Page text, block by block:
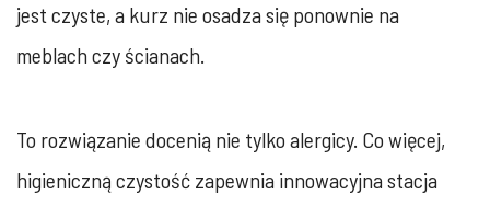
jest czyste, a kurz nie osadza się ponownie na
meblach czy ścianach.
To rozwiązanie docenią nie tylko alergicy. Co więcej,
higieniczną czystość zapewnia innowacyjna stacja